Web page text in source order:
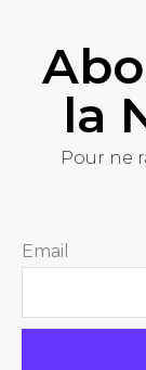
la
Pour ne
Email